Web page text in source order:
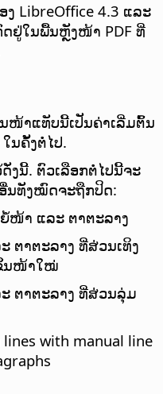
LibreOffice 4.3 ແລະ
ຢູ່ໃນພື້ນຫຼັງໜ້າ PDF ທີ່
ໜ້າແທັບນີ້ເປັນຄ່າເລີ່ມຕົ້ນ
ນຄັ້ງຕໍ່ໄປ.
ງນີ້. ຕົວເລືອກຕໍ່ໄປນີ້ຈະ
ນທັງໝົດຈະຖືກປິດ:
ໜ້າ ແລະ ຕາຕະລາງ
ຕາຕະລາງ ທີ່ສ່ວນເທິງ
ນໜ້າໃໝ່
ຕາຕະລາງ ທີ່ສ່ວນລຸ່ມ
lines with manual line